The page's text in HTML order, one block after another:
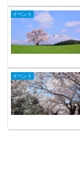
イベント
イベント